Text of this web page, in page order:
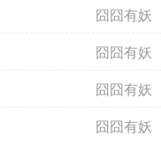
囧囧有妖
囧囧有妖
囧囧有妖
囧囧有妖